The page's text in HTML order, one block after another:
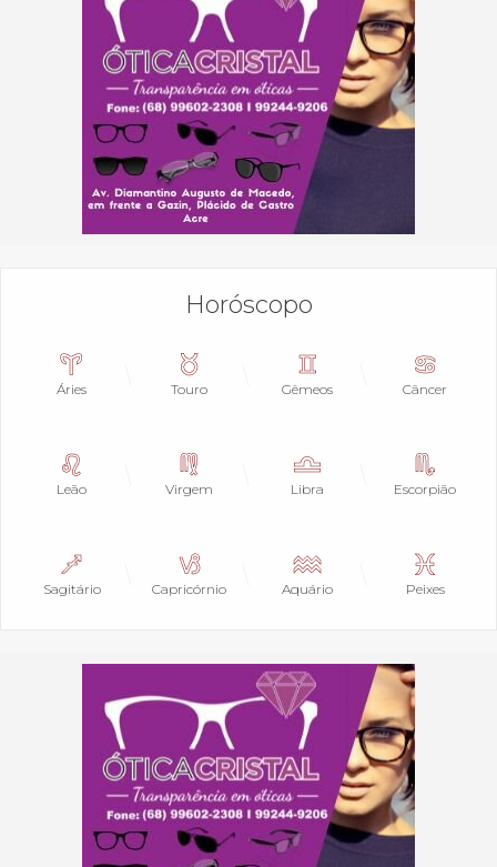
Horóscopo
Áries Touro Gêmeos Câncer
Leão Virgem Libra Escorpião
Sagitário Capricórnio Aquário Peixes